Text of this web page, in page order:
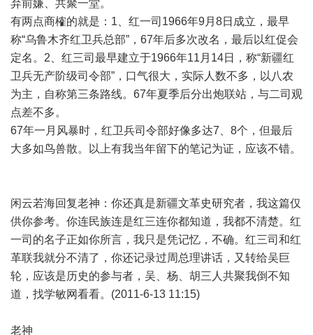
弃前嫌、共聚一堂。
有两点商榷的就是：1、红一司1966年9月8日成立，最早
称“乌鲁木齐红卫兵总部”，67年后多次改名，最后以红促会
定名。2、红三司最早建立于1966年11月14日，称“新疆红
卫兵无产阶级司令部”，口气很大，实际人数不多，以八农
为主，自称第三条路线。67年夏季后分出炮联站，与二司观
点差不多。
67年一月风暴时，红卫兵司令部好像多达7、8个，但最后
大多如鸟兽散。以上有我当年留下的笔记为证，应该不错。
闲云若海回复老神：你还真是新疆文革史研究者，我这篇仅
供你参考。你连民族连是红三连你都知道，我都不清楚。红
一司的名子正如你所言，我只是凭记忆，不确。红三司和红
革联我就分不清了，你还记录过周总理讲话，又转给吴巨
轮，应该是历史的参与者，吴、杨、胡三人共聚我倒不知
道，找学敏网看看。(2011-6-13 11:15)
老神